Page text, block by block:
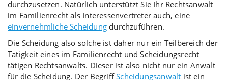
durchzusetzen. Natürlich unterstützt Sie Ihr Rechtsanwalt
im Familienrecht als Interessenvertreter auch, eine
einvernehmliche Scheidung durchzuführen.
Die Scheidung also solche ist daher nur ein Teilbereich der
Tätigkeit eines im Familienrecht und Scheidungsrecht
tätigen Rechtsanwalts. Dieser ist also nicht nur ein Anwalt
für die Scheidung. Der BegriffScheidungsanwalt ist ein